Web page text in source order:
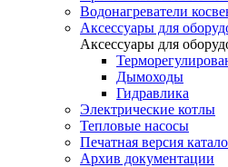
Водонагреватели
Аксессуары для
Аксессуары для
Дымоходы
Гидравлика
Электрические котлы
Тепловые насосы
Печатная версия
Архив документации